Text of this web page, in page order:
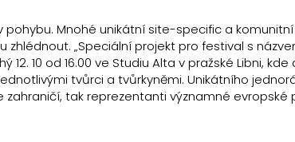
pohybu. Mnohé unikátní site-specific a
„Speciální projekt pro festival s
12. 10 od 16.00 ve Studiu Alta v pražské Libni, kde
tvůrci a tvůrkyněmi. Unikátního
zahraničí, tak reprezentanti významné evropské